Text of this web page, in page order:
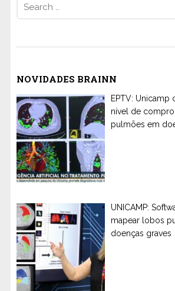
for:
NOVIDADES BRAINN
EPTV: Unicamp
nível de
pulmões em
UNICAMP:
mapear lobos
doenças graves